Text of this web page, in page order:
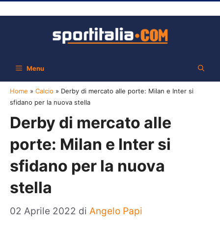
Menu
Home » Calcio » Derby di mercato alle porte: Milan e Inter si
sfidano per la nuova stella
Derby di mercato alle
porte: Milan e Inter si
sfidano per la nuova
stella
02 Aprile 2022 di Angelo Papi